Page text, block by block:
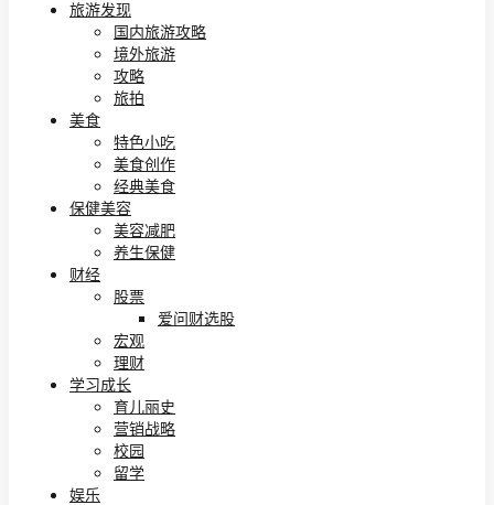
旅游发现
国内旅游攻略
境外旅游
攻略
旅拍
美食
特色小吃
美食创作
经典美食
保健美容
美容减肥
养生保健
财经
股票
爱问财选股
宏观
理财
学习成长
育儿丽史
营销战略
校园
留学
娱乐